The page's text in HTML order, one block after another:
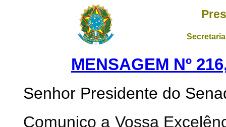
MENSAGEM Nº
Senhor Presidente do
Comunico a Vossa